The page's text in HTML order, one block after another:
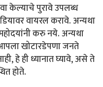
केल्याचे पुरावे उपलब्ध
वायरल करावे. अन्यथा
करु नये. अन्यथा
खोटारडेपणा जनते
हे ही ध्यानात घ्यावे, असे ते
होते.